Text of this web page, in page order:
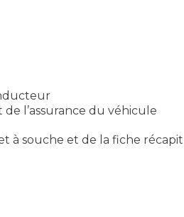
l’assurance du véhicule
à souche et de la fiche